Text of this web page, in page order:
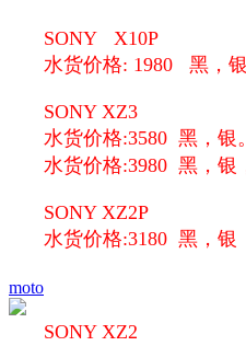
moto
SONY X10P
水货价格: 1980 黑，
SONY XZ3
水货价格:3580 黑，银
水货价格:3980 黑，
SONY XZ2P
水货价格:3180 黑，
SONY XZ2